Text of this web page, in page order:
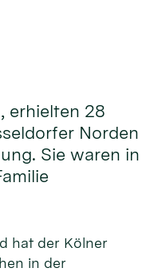
erhielten 28
Norden
Sie waren in
hat der Kölner
in der